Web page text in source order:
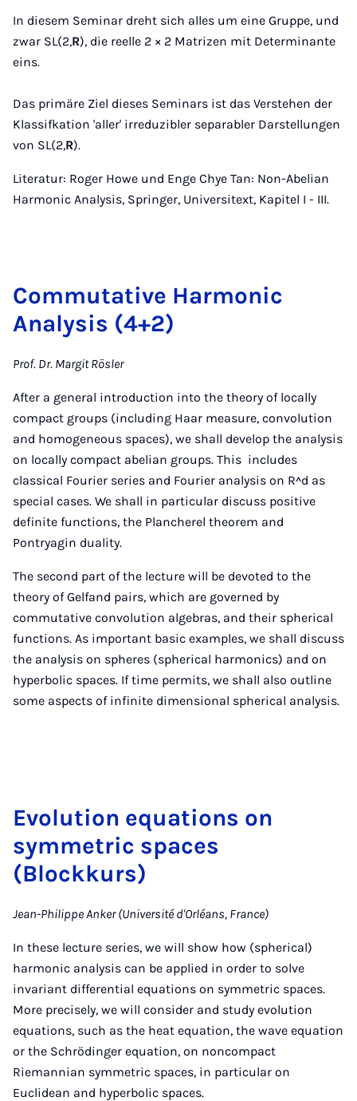
In diesem Seminar dreht sich alles um eine Gruppe, und
zwar SL(2,R), die reelle 2 × 2 Matrizen mit Determinante
eins.
Das primäre Ziel dieses Seminars ist das Verstehen der
Klassifkation 'aller' irreduzibler separabler Darstellungen
von SL(2,R).
Literatur: Roger Howe und Enge Chye Tan: Non-Abelian
Harmonic Analysis, Springer, Universitext, Kapitel I - III.
Commutative Harmonic
Analysis (4+2)
Prof. Dr. Margit Rösler
After a general introduction into the theory of locally
compact groups (including Haar measure, convolution
and homogeneous spaces), we shall develop the analysis
on locally compact abelian groups. This includes
classical Fourier series and Fourier analysis on R^d as
special cases. We shall in particular discuss positive
definite functions, the Plancherel theorem and
Pontryagin duality.
The second part of the lecture will be devoted to the
theory of Gelfand pairs, which are governed by
commutative convolution algebras, and their spherical
functions. As important basic examples, we shall discuss
the analysis on spheres (spherical harmonics) and on
hyperbolic spaces. If time permits, we shall also outline
some aspects of infinite dimensional spherical analysis.
Evolution equations on
symmetric spaces
(Blockkurs)
Jean-Philippe Anker (Université d'Orléans, France)
In these lecture series, we will show how (spherical)
harmonic analysis can be applied in order to solve
invariant differential equations on symmetric spaces.
More precisely, we will consider and study evolution
equations, such as the heat equation, the wave equation
or the Schrödinger equation, on noncompact
Riemannian symmetric spaces, in particular on
Euclidean and hyperbolic spaces.